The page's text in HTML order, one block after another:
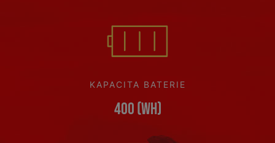
KAPACITA BATERIE
400 (Wh)